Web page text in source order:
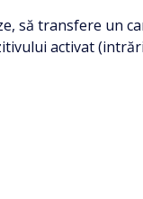
să transfere un
activat